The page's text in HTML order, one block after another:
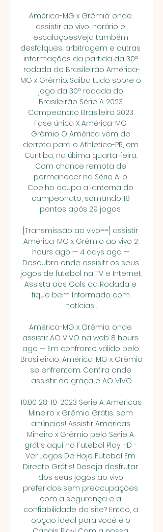
América-MG x Grêmio: onde
assistir ao vivo, horário e
escalaçõesVeja também
desfalques, arbitragem e outras
informações da partida da 30ª
rodada do Brasileirão América-
MG x Grêmio: Saiba tudo sobre o
jogo da 30ª rodada do
Brasileirão Série A 2023
Campeonato Brasileiro 2023
Fase única X América-MG
Grêmio O América vem de
derrota para o Athletico-PR, em
Curitiba, na última quarta-feira.
Com chance remota de
permanecer na Série A, o
Coelho ocupa a lanterna do
campeonato, somando 19
pontos após 29 jogos.
[Transmissão ao vivo==] assistir
América-MG x Grêmio ao vivo 2
hours ago — 4 days ago —
Descubra onde assisitr os seus
jogos de futebol na TV e Internet,
Assista aos Gols da Rodada e
fique bem Informado com
notícias ...
América-MG x Grêmio: onde
assistir AO VIVO na web 8 hours
ago — Em confronto válido pelo
Brasileirão, América-MG x Grêmio
se enfrentam. Confira onde
assistir de graça e AO VIVO.
19:00 28-10-2023 Serie A: Americas
Mineiro x Grêmio Grátis, sem
anúncios! Assistir Americas
Mineiro x Grêmio pelo Serie A
grátis aqui no Futebol Play HD -
Ver Jogos De Hoje Futebol Em
Directo Grátis! Deseja desfrutar
dos seus jogos ao vivo
preferidos sem preocupações
com a segurança e a
confiabilidade do site? Então, a
opção ideal para você é o